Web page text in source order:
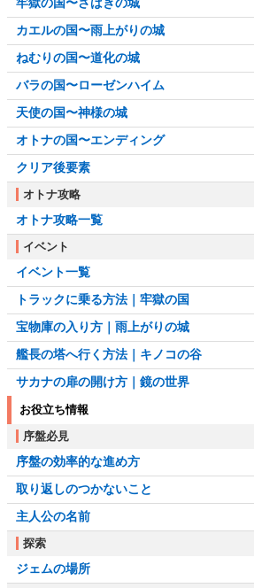
カエルの国〜雨上がりの城
ねむりの国〜道化の城
バラの国〜ローゼンハイム
天使の国〜神様の城
オトナの国〜エンディング
クリア後要素
オトナ攻略
オトナ攻略一覧
イベント
イベント一覧
トラックに乗る方法｜牢獄の国
宝物庫の入り方｜雨上がりの城
艦長の塔へ行く方法｜キノコの谷
サカナの扉の開け方｜鏡の世界
お役立ち情報
序盤必見
序盤の効率的な進め方
取り返しのつかないこと
主人公の名前
探索
ジェムの場所